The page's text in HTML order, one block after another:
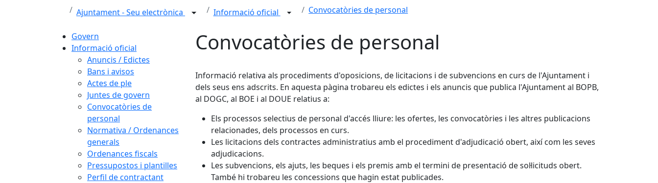
Ajuntament - Seu electrònica Informació oficial Convocatòries de personal
Govern
Informació oficial
Anuncis / Edictes
Bans i avisos
Actes de ple
Juntes de govern
Convocatòries de
personal
Normativa / Ordenances
generals
Ordenances fiscals
Pressupostos i plantilles
Perfil de contractant
Convocatòries de personal
Informació relativa als procediments d'oposicions, de licitacions i de subvencions en curs de l'Ajuntament i
dels seus ens adscrits. En aquesta pàgina trobareu els edictes i els anuncis que publica l'Ajuntament al BOPB,
al DOGC, al BOE i al DOUE relatius a:
Els processos selectius de personal d'accés lliure: les ofertes, les convocatòries i les altres publicacions
relacionades, dels processos en curs.
Les licitacions dels contractes administratius amb el procediment d'adjudicació obert, així com les seves
adjudicacions.
Les subvencions, els ajuts, les beques i els premis amb el termini de presentació de sol·licituds obert.
També hi trobareu les concessions que hagin estat publicades.